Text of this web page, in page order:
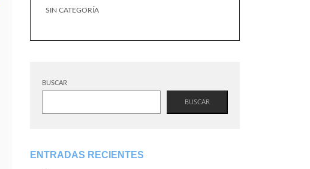
SIN CATEGORÍA
BUSCAR
BUSCAR
ENTRADAS RECIENTES